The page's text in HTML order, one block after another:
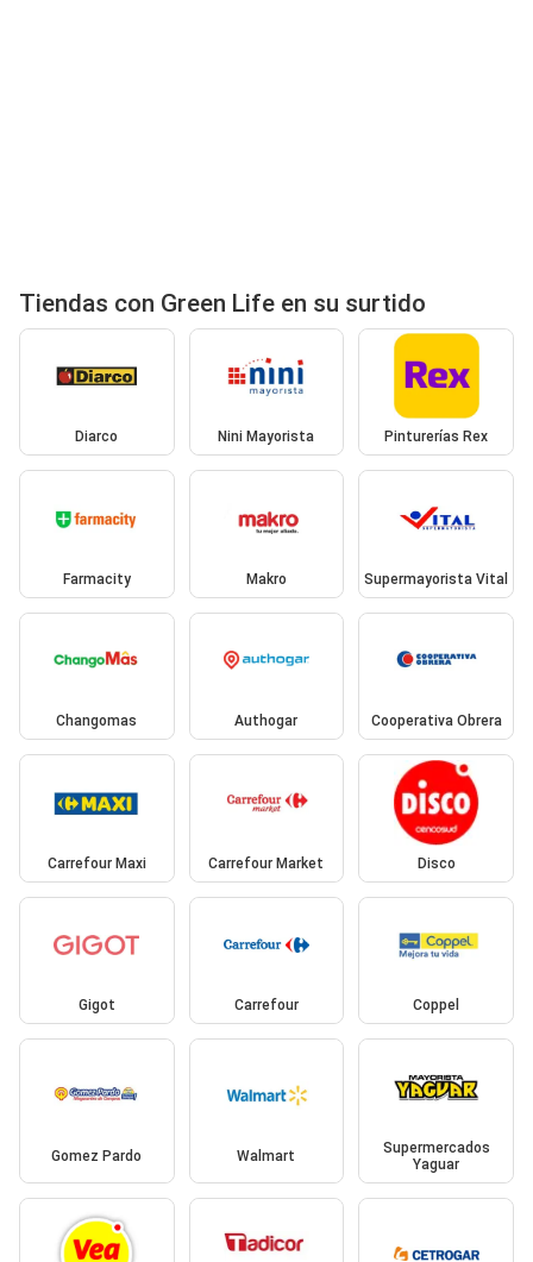
Tiendas con Green Life en su surtido
Diarco Nini Mayorista Pinturerías Rex
Farmacity Makro Supermayorista Vital
Changomas Authogar Cooperativa Obrera
Carrefour Maxi Carrefour Market Disco
Gigot Carrefour Coppel
Gomez Pardo Walmart
Supermercados
Yaguar